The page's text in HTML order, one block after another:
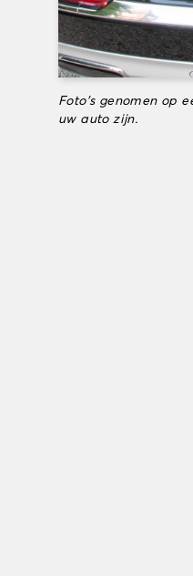
Foto's genomen op
uw auto zijn.